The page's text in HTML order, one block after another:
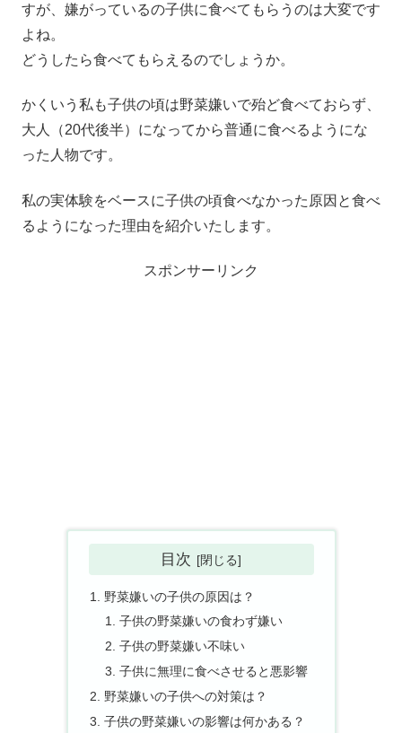
すが、嫌がっているの子供に食べてもらうのは大変です
よね。
どうしたら食べてもらえるのでしょうか。
かくいう私も子供の頃は野菜嫌いで殆ど食べておらず、
大人（20代後半）になってから普通に食べるようにな
った人物です。
私の実体験をベースに子供の頃食べなかった原因と食べ
るようになった理由を紹介いたします。
スポンサーリンク
目次
野菜嫌いの子供の原因は？
子供の野菜嫌いの食わず嫌い
子供の野菜嫌い不味い
子供に無理に食べさせると悪影響
野菜嫌いの子供への対策は？
子供の野菜嫌いの影響は何かある？